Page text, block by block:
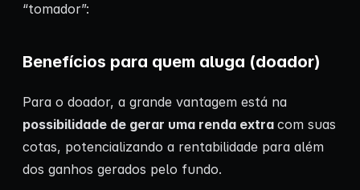
“tomador”:
Benefícios para quem aluga (doador)
Para o doador, a grande vantagem está na
possibilidade de gerar uma renda extra com suas
cotas, potencializando a rentabilidade para além
dos ganhos gerados pelo fundo.